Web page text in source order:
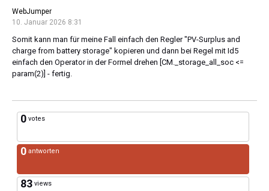
WebJumper
10. Januar 2026 8:31
Somit kann man für meine Fall einfach den Regler "PV-Surplus and
charge from battery storage" kopieren und dann bei Regel mit Id5
einfach den Operator in der Formel drehen [CM._storage_all_soc <=
param(2)] - fertig.
0 votes
0 antworten
83 views